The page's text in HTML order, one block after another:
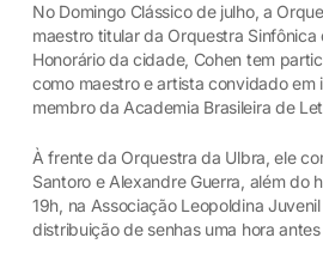
No Domingo Clássico de julho, a
maestro titular da Orquestra
Honorário da cidade, Cohen tem
como maestro e artista convidado
membro da Academia Brasileira de
À frente da Orquestra da Ulbra, ele
Santoro e Alexandre Guerra, além do
19h, na Associação Leopoldina
distribuição de senhas uma hora